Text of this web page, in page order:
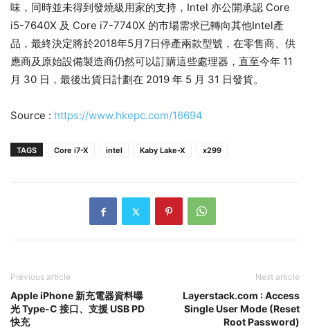
味，同時並未得到發燒級用家的支持，Intel 亦公開承認 Core
i5-7640X 及 Core i7-7740X 的市場需求已轉向其他Intel產
品，最終決定將於2018年5月7日停產兩款型號，在零售商、供
應商及原始設備製造商仍然可以訂購這些處理器，直至今年 11
月 30 日，最後出貨日計劃在 2019 年 5 月 31 日發貨。
Source : https://www.hkepc.com/16694
TAGS Core i7-X intel Kaby Lake-X x299
Previous article
Apple iPhone 新充電器資料曝
光 Type-C 接口、支援 USB PD
快充
Next article
Layerstack.com : Access
Single User Mode (Reset
Root Password)